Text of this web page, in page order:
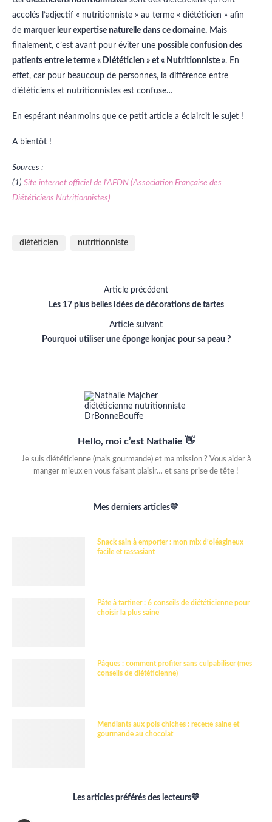
accolés l’adjectif « nutritionniste » au terme « diététicien » afin
de marquer leur expertise naturelle dans ce domaine. Mais
finalement, c’est avant pour éviter une possible confusion des
patients entre le terme « Diététicien » et « Nutritionniste ». En
effet, car pour beaucoup de personnes, la différence entre
diététiciens et nutritionnistes est confuse…
En espérant néanmoins que ce petit article a éclaircit le sujet !
A bientôt !
Sources :
(1) Site internet officiel de l’AFDN (Association Française des
Diététiciens Nutritionnistes)
diététicien nutritionniste
Article précédent
Les 17 plus belles idées de décorations de tartes
Article suivant
Pourquoi utiliser une éponge konjac pour sa peau ?
Hello, moi c’est Nathalie 👋
Je suis diététicienne (mais gourmande) et ma mission ? Vous aider à
manger mieux en vous faisant plaisir… et sans prise de tête !
Mes derniers articles💛
Snack sain à emporter : mon mix d’oléagineux
facile et rassasiant
Pâte à tartiner : 6 conseils de diététicienne pour
choisir la plus saine
Pâques : comment profiter sans culpabiliser (mes
conseils de diététicienne)
Mendiants aux pois chiches : recette saine et
gourmande au chocolat
Les articles préférés des lecteurs💛